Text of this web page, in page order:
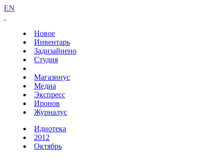
EN
Новое
Инвентарь
Задизайнено
Студия
Магазинус
Медиа
Экспресс
Иронов
Журналус
Идиотека
2012
Октябрь